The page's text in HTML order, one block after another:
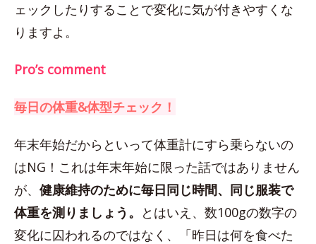
ェックしたりすることで変化に気が付きやすくな
りますよ。
Pro’s comment
毎日の体重&体型チェック！
年末年始だからといって体重計にすら乗らないの
はNG！これは年末年始に限った話ではありません
が、 健康維持のために毎日同じ時間、同じ服装で
体重を測りましょう。 とはいえ、数100gの数字の
変化に囚われるのではなく、「昨日は何を食べた